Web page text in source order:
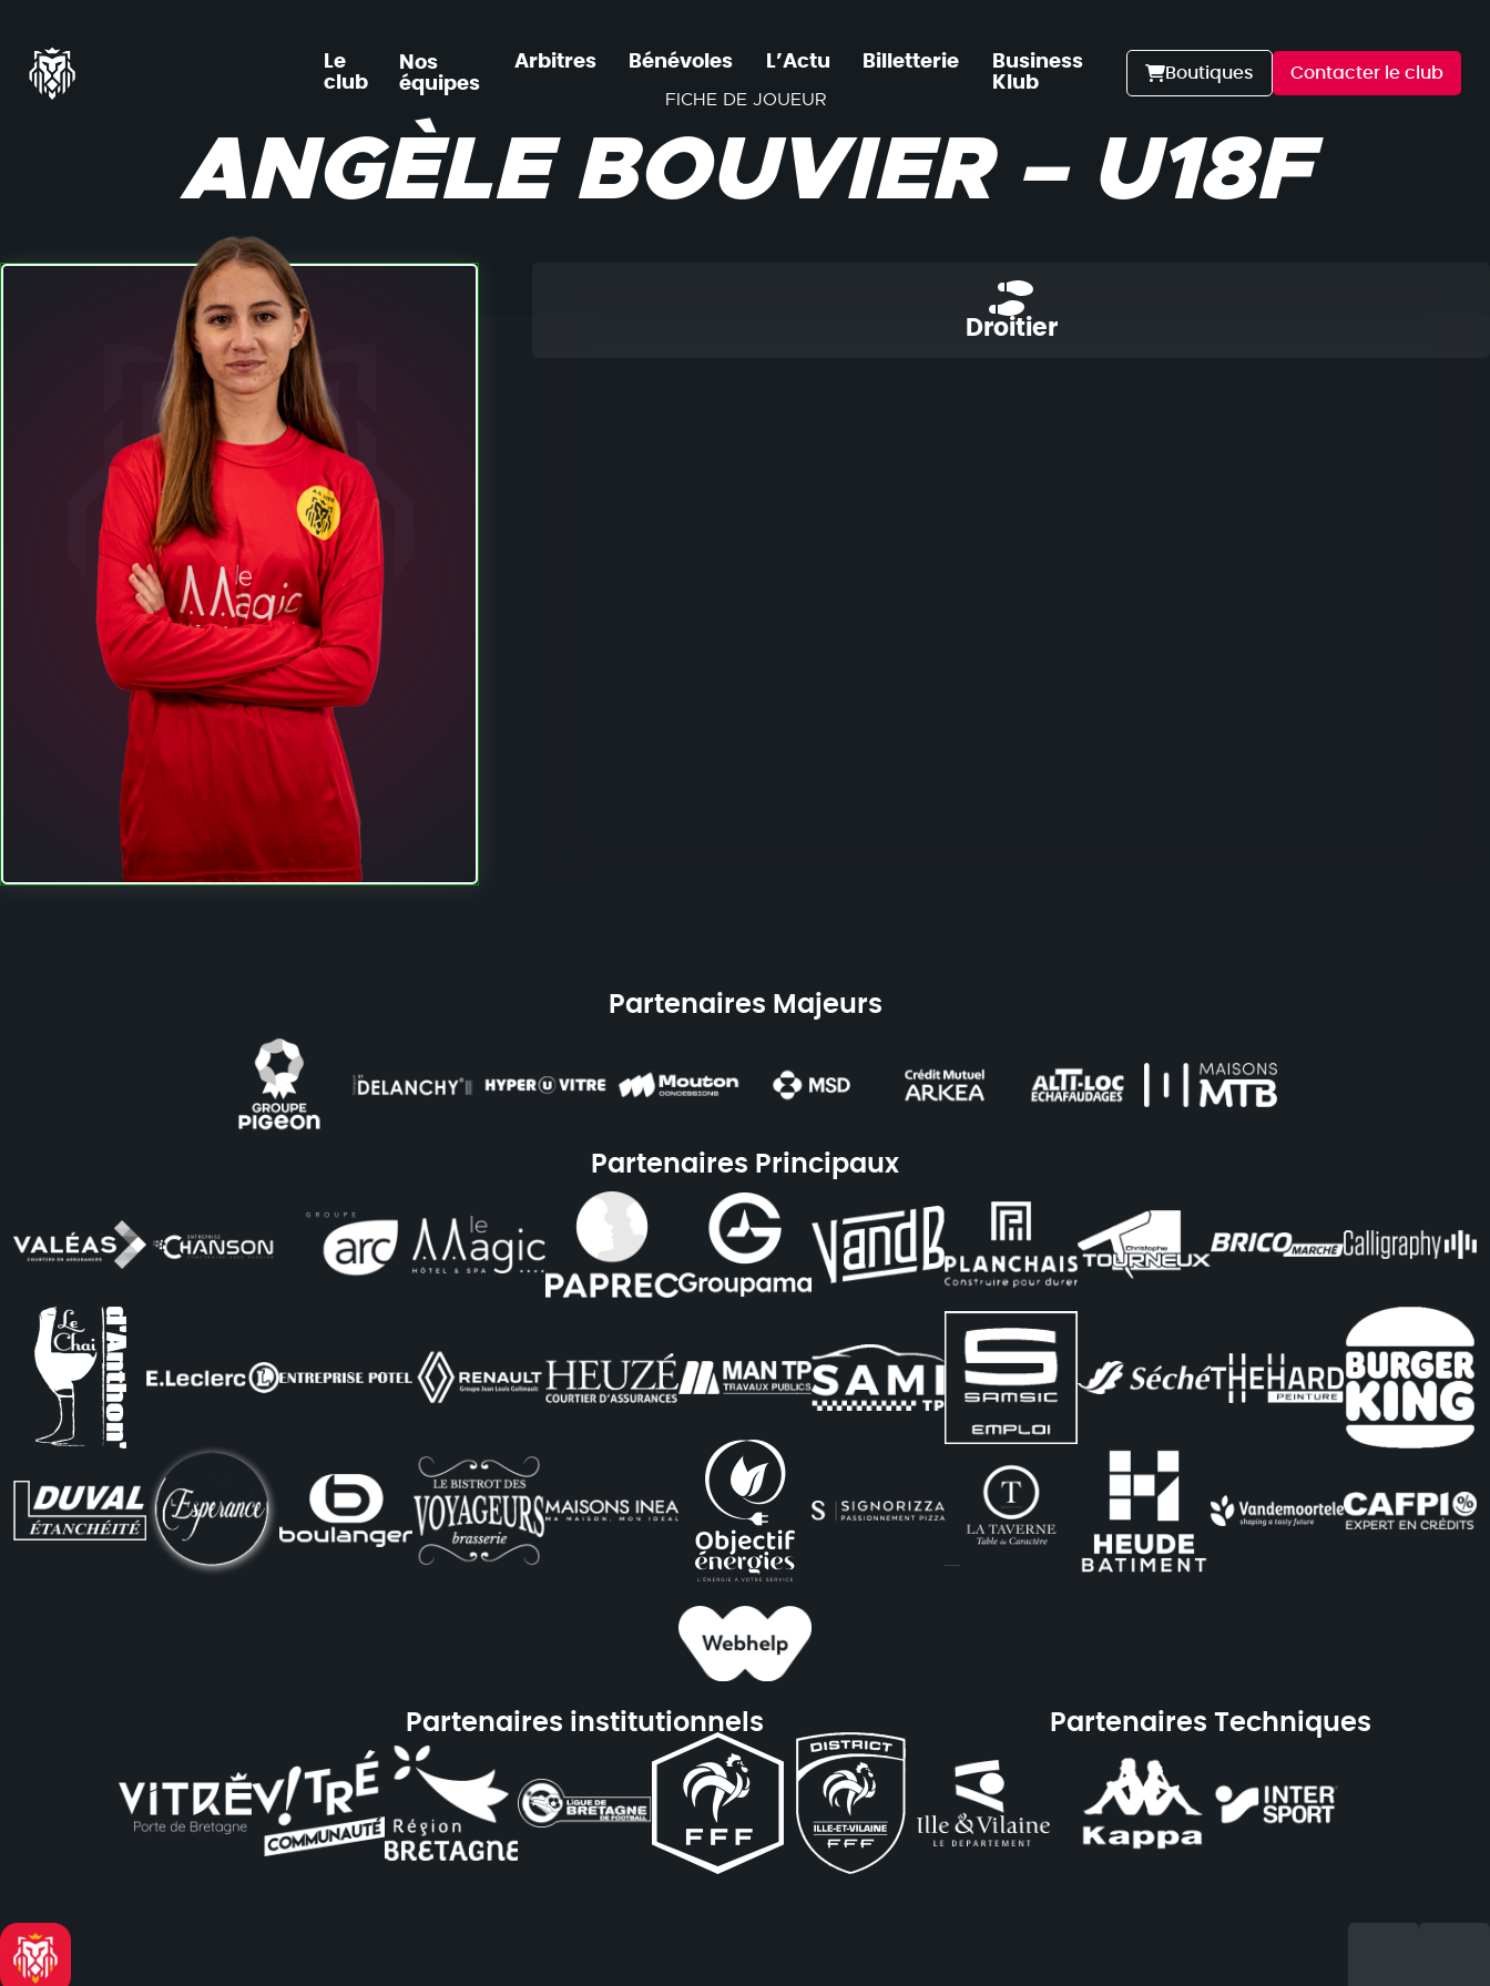
Le
club
Nos
équipes
Arbitres Bénévoles L’Actu Billetterie
Business
Klub
Boutiques Contacter le club
FICHE DE JOUEUR
ANGÈLE BOUVIER – U18F
Droitier
Partenaires Majeurs
Partenaires Principaux
Partenaires institutionnels Partenaires Techniques